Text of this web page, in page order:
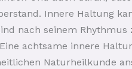
Innere Haltung
nach seinem
achtsame innere
Naturheilkunde